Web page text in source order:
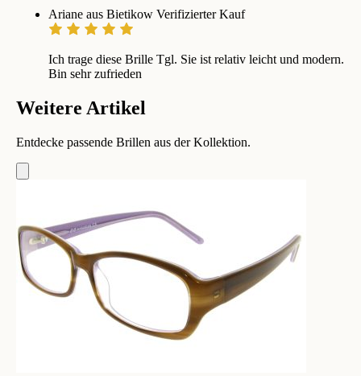
Ariane aus Bietikow Verifizierter Kauf
Ich trage diese Brille Tgl. Sie ist relativ leicht und modern.
Bin sehr zufrieden
Weitere Artikel
Entdecke passende Brillen aus der Kollektion.